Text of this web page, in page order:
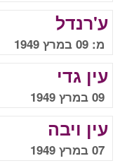
ע'רנדל
מ: 09 במרץ 1949 עד: 10 במרץ 1949
עין גדי
09 במרץ 1949
עין ויבה
07 במרץ 1949